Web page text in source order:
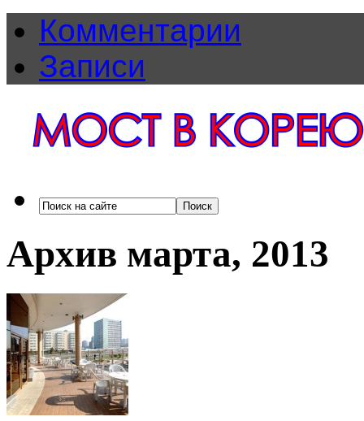
Комментарии
Записи
Архив марта, 2013